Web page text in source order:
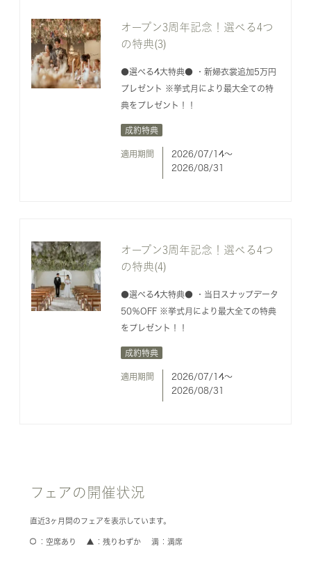
オープン3周年記念！選べる4つ
の特典(3)
●選べる4大特典● ・新婦衣裳追加5万円
プレゼント ※挙式月により最大全ての特
典をプレゼント！！
成約特典
適用期間
2026/07/14〜
2026/08/31
オープン3周年記念！選べる4つ
の特典(4)
●選べる4大特典● ・当日スナップデータ
50％OFF ※挙式月により最大全ての特典
をプレゼント！！
成約特典
適用期間
2026/07/14〜
2026/08/31
フェアの開催状況
直近3ヶ月間のフェアを表示しています。
空席あり 残りわずか 満席